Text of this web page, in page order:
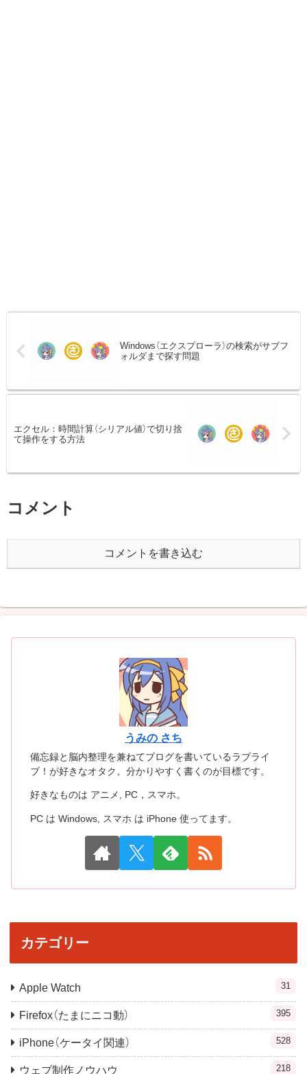
Windows（エクスプローラ）の検索がサブフ
ォルダまで探す問題
エクセル：時間計算（シリアル値）で切り捨
て操作をする方法
コメント
コメントを書き込む
うみの さち
備忘録と脳内整理を兼ねてブログを書いているラブライ
ブ！が好きなオタク。分かりやすく書くのが目標です。
好きなものは アニメ, PC，スマホ。
PC は Windows, スマホ は iPhone 使ってます。
カテゴリー
Apple Watch 31
Firefox（たまにニコ動） 395
iPhone（ケータイ関連） 528
ウェブ制作ノウハウ 218